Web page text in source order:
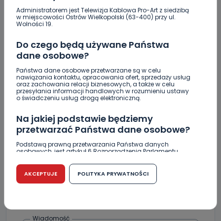
Administratorem jest Telewizja Kablowa Pro-Art z siedzibą
w miejscowości Ostrów Wielkopolski (63-400) przy ul.
Wolności 19.
Do czego będą używane Państwa
dane osobowe?
Państwa dane osobowe przetwarzane są w celu
nawiązania kontaktu, opracowania ofert, sprzedaży usług
oraz zachowania relacji biznesowych, a także w celu
przesyłania informacji handlowych w rozumieniu ustawy
o świadczeniu usług drogą elektroniczną.
Na jakiej podstawie będziemy
przetwarzać Państwa dane osobowe?
Podstawą prawną przetwarzania Państwa danych
osobowych, jest artykuł 6 Rozporządzenia Parlamentu
r. w sprawie ochrony osób fizycznych w związku z
przetwarzaniem danych osobowych w sprawie
swobodnego przepływu takich danych oraz uchylenia
dyrektywy 95/46/WE (RODO).
Czy jest możliwość cofnięcia zgody?
AKCEPTUJE POLITYKA PRYWATNOŚCI
Crossfit kolejny raz opanuje Krotoszyn.
Startujemy w piątek! [WIDEO]
historie!”. Odyseja Antonińska - dzień pierwszy
[FOTO]
Skomentuj ten wpis jako pierwszy!
DOŁĄCZ DO DYSKUSJI
Wiadomość